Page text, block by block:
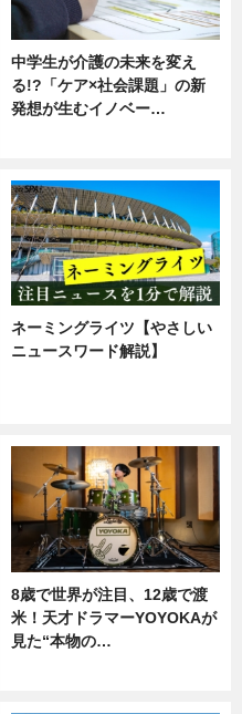
中学生が介護の未来を変え
る!?「ケア×社会課題」の新
発想が生むイノベー…
ネーミングライツ【やさしい
ニュースワード解説】
8歳で世界が注目、12歳で渡
米！天才ドラマーYOYOKAが
見た“本物の…